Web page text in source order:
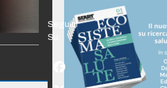
Seguici
Su:
Facebook